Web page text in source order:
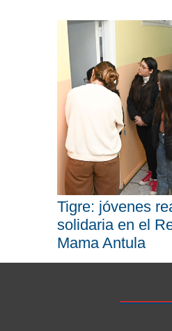
Tigre: jóvenes
solidaria en el
Mama Antula